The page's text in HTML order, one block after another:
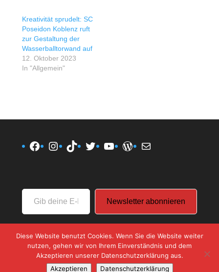
Kreativität sprudelt: SC
Poseidon Koblenz ruft
zur Gestaltung der
Wasserballtorwand auf
12. Oktober 2023
In "Allgemein"
Facebook
Instagram
TikTokTwitterYouTube
WordPress
E-Mail
deine
E-
Adresse
ein ...
Newsletter abonnieren
Diese Website benutzt Cookies. Wenn Sie die Website weiter
nutzen, gehen wir von Ihrem Einverständnis und dem
Akzeptieren unserer Datenschutzerklärung aus.
Akzeptieren
Datenschutzerklärung